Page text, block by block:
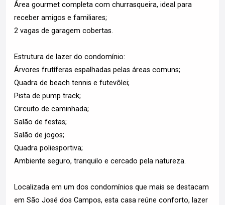
Área gourmet completa com churrasqueira, ideal para
receber amigos e familiares;
2 vagas de garagem cobertas.
Estrutura de lazer do condomínio:
Árvores frutíferas espalhadas pelas áreas comuns;
Quadra de beach tennis e futevôlei;
Pista de pump track;
Circuito de caminhada;
Salão de festas;
Salão de jogos;
Quadra poliesportiva;
Ambiente seguro, tranquilo e cercado pela natureza.
Localizada em um dos condomínios que mais se destacam
em São José dos Campos, esta casa reúne conforto, lazer